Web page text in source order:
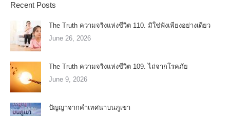
Recent Posts
The Truth ความจริงแห่งชีวิต 110. มิใช่ฟังเพียงอย่างเดียว
June 26, 2026
The Truth ความจริงแห่งชีวิต 109. ไถ่จากโรคภัย
June 9, 2026
ปัญญาจากคำเทศนาบนภูเขา